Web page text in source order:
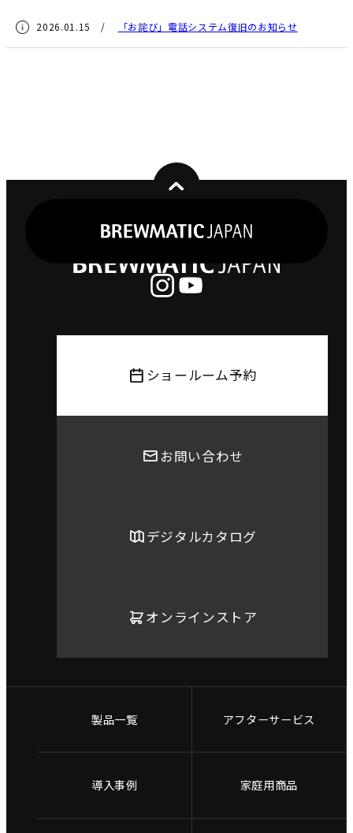
2026.01.15 / 「お詫び」電話システム復旧のお知らせ
ショールーム予約
お問い合わせ
デジタルカタログ
オンラインストア
製品一覧 アフターサービス
導入事例 家庭用商品